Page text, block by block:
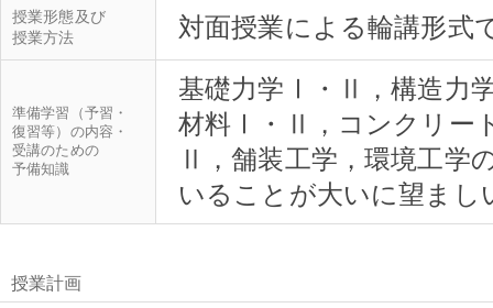
授業形態及び
授業方法
準備学習（予習・
復習等）の内容・
受講のための
予備知識
基礎力学Ⅰ・Ⅱ，構造力
材料Ⅰ・Ⅱ，コンクリー
Ⅱ，舗装工学，環境工学
授業計画